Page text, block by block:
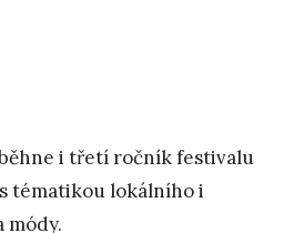
i třetí ročník festivalu
tématikou lokálního i
módy.